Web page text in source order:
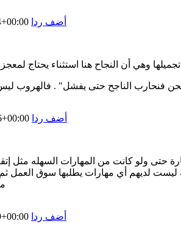
أضف ردا
أضف ردا
حتى ولو كانت من المهارات السهله
لديهم أي مهارات يطلبها سوق العمل
أضف ردا